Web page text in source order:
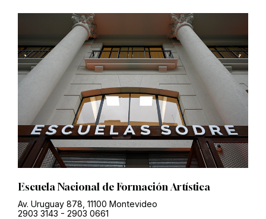
Escuela Nacional de Formación Artística
Av. Uruguay 878, 11100 Montevideo
2903 3143 - 2903 0661